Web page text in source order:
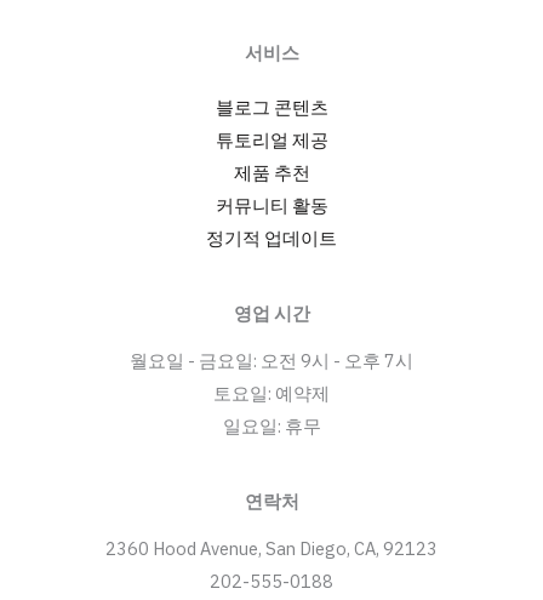
서비스
블로그 콘텐츠
튜토리얼 제공
제품 추천
커뮤니티 활동
정기적 업데이트
영업 시간
월요일 - 금요일: 오전 9시 - 오후 7시
토요일: 예약제
일요일: 휴무
연락처
2360 Hood Avenue, San Diego, CA, 92123
202-555-0188